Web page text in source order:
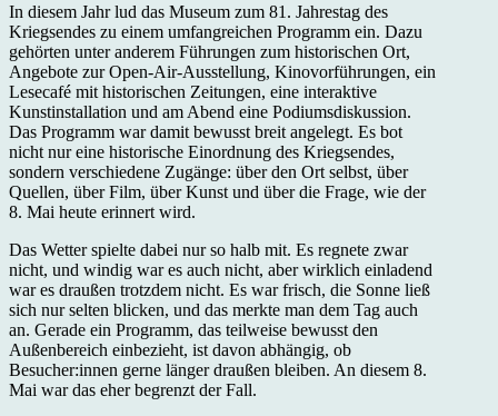
In diesem Jahr lud das Museum zum 81. Jahrestag des
Kriegsendes zu einem umfangreichen Programm ein. Dazu
gehörten unter anderem Führungen zum historischen Ort,
Angebote zur Open-Air-Ausstellung, Kinovorführungen, ein
Lesecafé mit historischen Zeitungen, eine interaktive
Kunstinstallation und am Abend eine Podiumsdiskussion.
Das Programm war damit bewusst breit angelegt. Es bot
nicht nur eine historische Einordnung des Kriegsendes,
sondern verschiedene Zugänge: über den Ort selbst, über
Quellen, über Film, über Kunst und über die Frage, wie der
8. Mai heute erinnert wird.
Das Wetter spielte dabei nur so halb mit. Es regnete zwar
nicht, und windig war es auch nicht, aber wirklich einladend
war es draußen trotzdem nicht. Es war frisch, die Sonne ließ
sich nur selten blicken, und das merkte man dem Tag auch
an. Gerade ein Programm, das teilweise bewusst den
Außenbereich einbezieht, ist davon abhängig, ob
Besucher:innen gerne länger draußen bleiben. An diesem 8.
Mai war das eher begrenzt der Fall.